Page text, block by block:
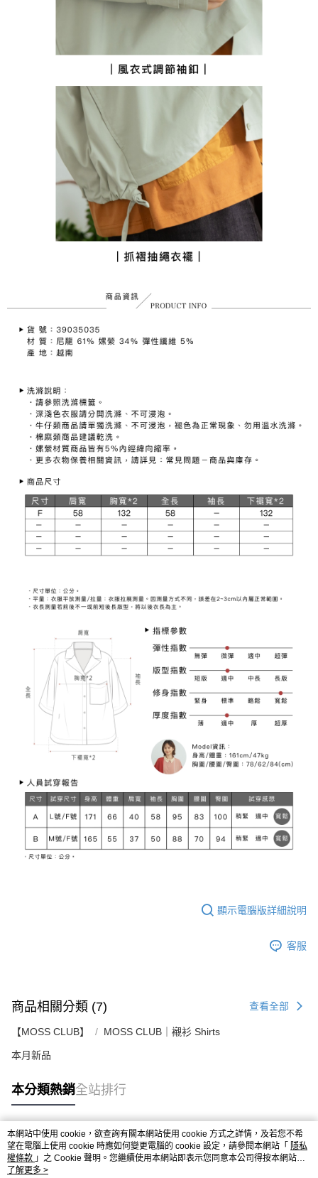
顯示電腦版詳細說明
客服
商品相關分類 (7) 查看全部
【MOSS CLUB】 MOSS CLUB｜襯衫 Shirts
本月新品
本分類熱銷全站排行
熱門標籤
本網站中使用 cookie，欲查詢有關本網站使用 cookie 方式之詳情，及若您不希
望在電腦上使用 cookie 時應如何變更電腦的 cookie 設定，請參閱本網站「 隱私
權條款 」之 Cookie 聲明。您繼續使用本網站即表示您同意本公司得按本網站使
用條款之 Cookie 聲明使用 cookie。
了解更多 >